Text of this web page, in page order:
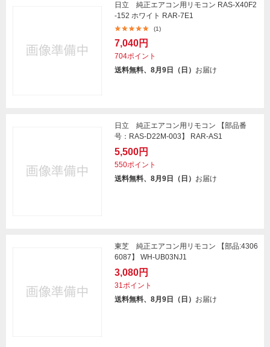
日立 純正エアコン用リモコン RAS-X40F2
-152 ホワイト RAR-7E1
(1)
7,040円
704ポイント
送料無料、8月9日（日） お届け
日立 純正エアコン用リモコン 【部品番
号：RAS-D22M-003】 RAR-AS1
5,500円
550ポイント
送料無料、8月9日（日） お届け
東芝 純正エアコン用リモコン 【部品:4306
6087】 WH-UB03NJ1
3,080円
31ポイント
送料無料、8月9日（日） お届け